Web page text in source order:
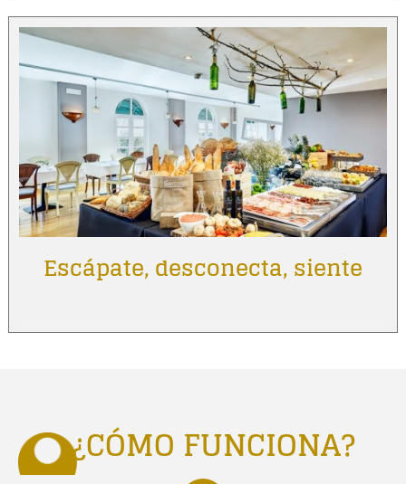
Escápate, desconecta, siente
¿CÓMO FUNCIONA?